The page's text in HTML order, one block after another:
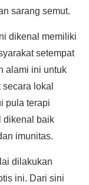
sarang semut.
dikenal memiliki
setempat
alami ini untuk
lokal
pula terapi
dikenal baik
imunitas.
dilakukan
ini. Dari sini